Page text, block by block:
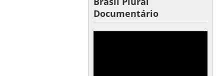
Documentário